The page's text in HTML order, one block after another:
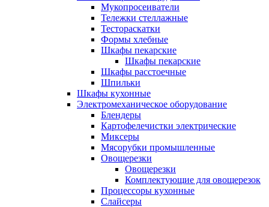
Мукопросеиватели
Тележки стеллажные
Тестораскатки
Формы хлебные
Шкафы пекарские
Шкафы пекарские
Шкафы расстоечные
Шпильки
Шкафы кухонные
Электромеханическое оборудование
Блендеры
Картофелечистки электрические
Миксеры
Мясорубки промышленные
Овощерезки
Овощерезки
Комплектующие для овощерезок
Процессоры кухонные
Слайсеры